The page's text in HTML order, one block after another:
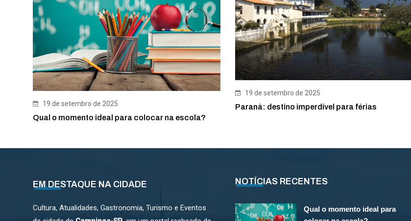
19 de setembro de 2025
Qual o momento ideal para colocar na escola?
19 de setembro de 2025
Paraná: destino imperdível para férias
EM DESTAQUE NA CIDADE
Cultura, Atualidades, Gastronomia, Turismo e Eventos
NOTÍCIAS RECENTES
Qual o momento ideal para